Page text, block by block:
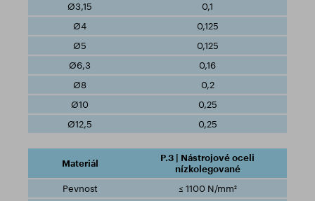
0,1
0,125
0,125
0,16
0,2
0,25
0,25
P.3 | Nástrojové oceli
nízkolegované
≤ 1100 N/mm²